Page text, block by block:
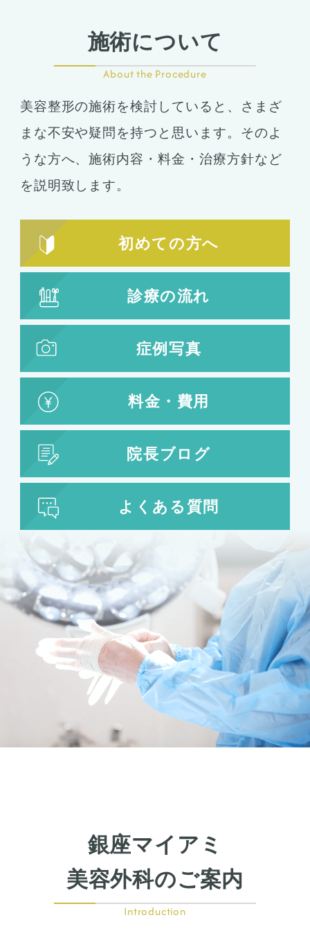
施術について
About the Procedure
美容整形の施術を検討していると、さまざ
まな不安や疑問を持つと思います。そのよ
うな方へ、施術内容・料金・治療方針など
を説明致します。
初めての方へ
診療の流れ
症例写真
料金・費用
院長ブログ
よくある質問
銀座マイアミ
美容外科のご案内
Introduction